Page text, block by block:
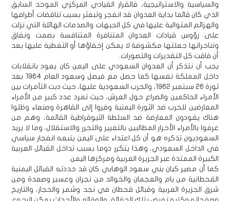
والسياسية والاستراتيجية، فالقرار القيادي المركزي الموحد السابق
الذي كان قائما بداية العدوان قد انفجر وتبعثر بسبب تناقضات أطرافها
والهزائم المتوالية عليها في كل الجبهات والصدمات الهائلة التي نزلت
على رؤوس قيادات العدوان المتنافرة المتنافسة بصمت ونفاق
وتناحراتها جعلتها مكشوفة لا يمكن إخفاؤها أو التغطية عليها بعد
أن فاقت كل التقديرات والتصورات.
يجب أن نتذكر أن العدوان السعودي على اليمن كان يعود بانقلابات
داخل المملكة نفسها كما حصل مع فيصل وسعود العام 1964 بعد
ثورة 26 سبتمبر 1962، والحرب السعودية عليها، حيث دبت التآمرات بين
الأمراء الحاكمين والصراع حول العرش، حيث تمرد عدد كبير من الأمراء
المعارضين للحرب ضد الثورة اليمنية وفروا إلى القاهرة وصنعاء وظلوا
هناك يقودون المعارضة ضد السلطة الثيوقراطية القائمة، وهم من
عرفوا بالأمراء الأحرار المطالبين بالتغيير والتحرر والاستقلال، وما لا يريد
السعوديون تذكره هو أن كل اعتداء على اليمن يتبعه انفجار سياسي
في الداخل السعودي، وهذا يتكرر دوما بسبب تداخل القبائل العربية
الكبيرة الممتدة عبر الجزيرة العربية ومركزها اليمن.
كما أن مصير كيان بني سعود الوهابي كان قد حددته القبائل اليمنية
القحطانية من يام والعجمان والخوالد من نجران وعسير وصعدة ومن
شرق الجزيرة العربية وقبائل قحطان في نجد وشمر والحجاز، والتاريخ